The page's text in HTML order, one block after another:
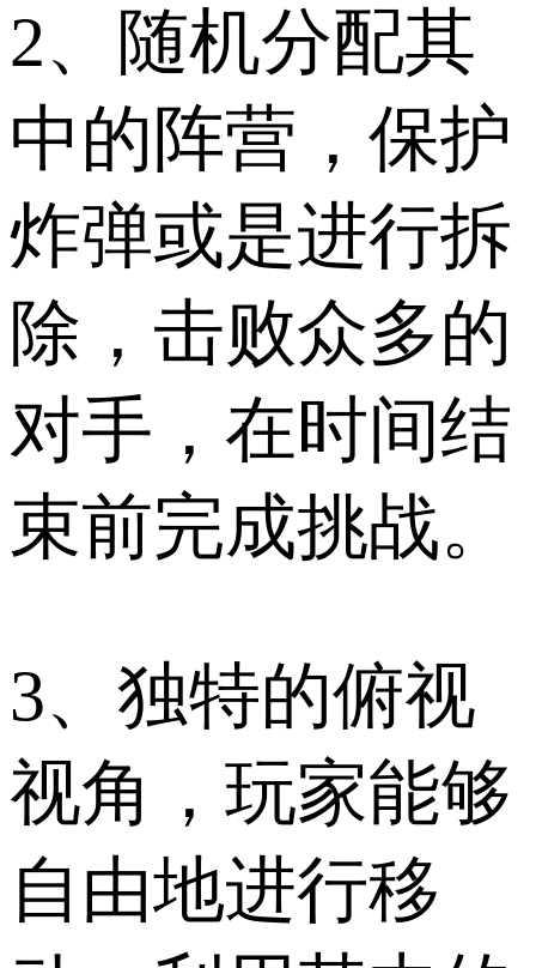
2、随机分配其
中的阵营，保护
炸弹或是进行拆
除，击败众多的
对手，在时间结
束前完成挑战。
3、独特的俯视
视角，玩家能够
自由地进行移